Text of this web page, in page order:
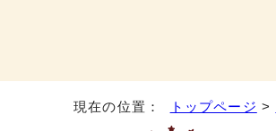
現在の位置： トップページ >